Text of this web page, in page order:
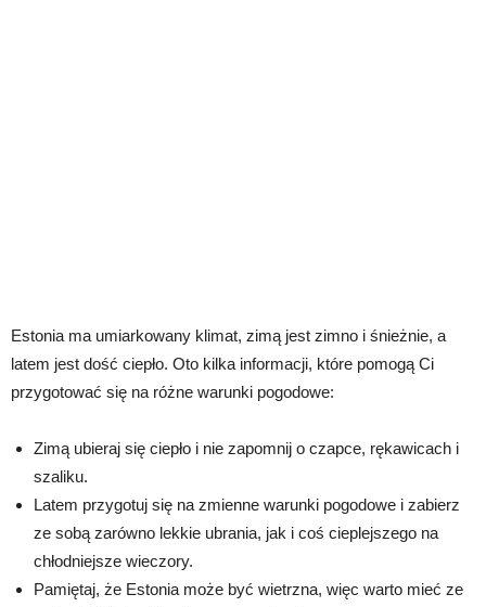
Estonia ma umiarkowany klimat, zimą jest zimno i śnieżnie, a
latem jest dość ciepło. Oto kilka informacji, które pomogą Ci
przygotować się na różne warunki pogodowe:
Zimą ubieraj się ciepło i nie zapomnij o czapce, rękawicach i
szaliku.
Latem przygotuj się na zmienne warunki pogodowe i zabierz
ze sobą zarówno lekkie ubrania, jak i coś cieplejszego na
chłodniejsze wieczory.
Pamiętaj, że Estonia może być wietrzna, więc warto mieć ze